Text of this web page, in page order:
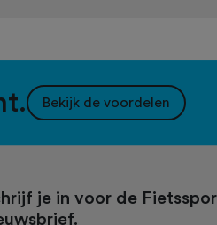
Bekijk de voordelen
je in voor de